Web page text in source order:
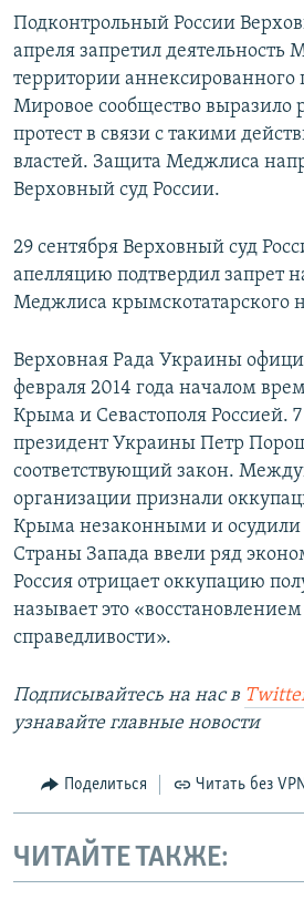
Подконтрольный России
апреля запретил деятельность
территории аннексированного
Мировое сообщество выразило
протест в связи с такими
властей. Защита Меджлиса
Верховный суд России.
29 сентября Верховный суд
апелляцию подтвердил запрет
Меджлиса крымскотатарского
Верховная Рада Украины
февраля 2014 года началом
Крыма и Севастополя Россией. 7
президент Украины Петр
соответствующий закон.
организации признали
Крыма незаконными и осудили
Страны Запада ввели ряд
Россия отрицает оккупацию
называет это
справедливости».
Подписывайтесь на наc в
узнавайте главные новости
Поделиться Читать без
ЧИТАЙТЕ ТАКЖЕ: